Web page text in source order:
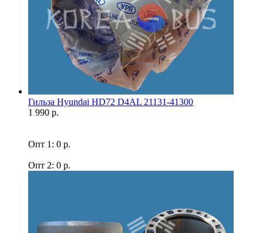
Гильза Hyundai HD72 D4AL 21131-41300
1 990 р.
Опт 1: 0 р.
Опт 2: 0 р.